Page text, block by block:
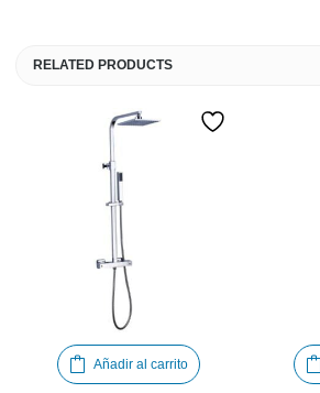
RELATED PRODUCTS
Añadir al carrito